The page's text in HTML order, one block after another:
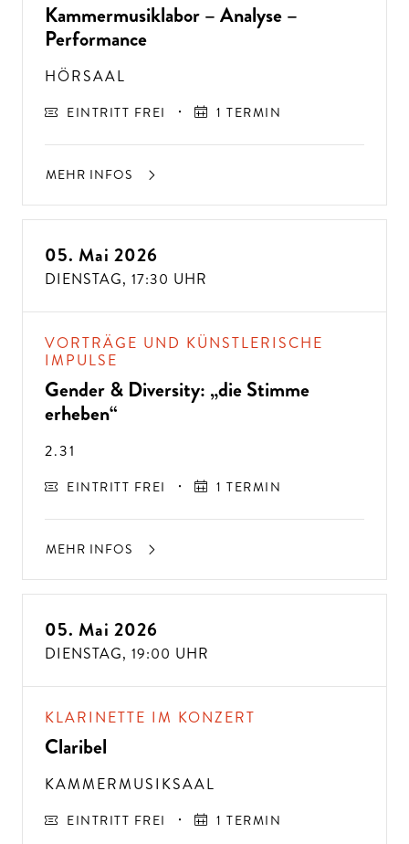
Kammermusiklabor – Analyse –
Performance
HÖRSAAL
EINTRITT FREI 1 TERMIN
MEHR INFOS
05. Mai 2026
DIENSTAG, 17:30 UHR
VORTRÄGE UND KÜNSTLERISCHE
IMPULSE
Gender & Diversity: „die Stimme
erheben“
2.31
EINTRITT FREI 1 TERMIN
MEHR INFOS
05. Mai 2026
DIENSTAG, 19:00 UHR
KLARINETTE IM KONZERT
Claribel
KAMMERMUSIKSAAL
EINTRITT FREI 1 TERMIN